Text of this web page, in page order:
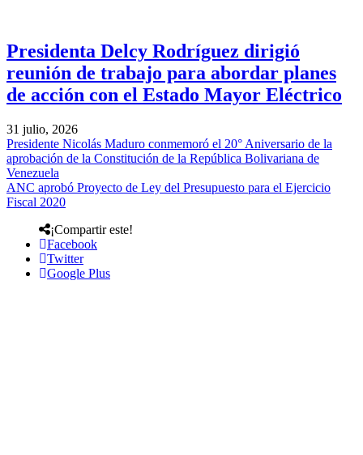
Presidenta Delcy Rodríguez dirigió
reunión de trabajo para abordar planes
de acción con el Estado Mayor Eléctrico
31 julio, 2026
Presidente Nicolás Maduro conmemoró el 20° Aniversario de la
aprobación de la Constitución de la República Bolivariana de
Venezuela
ANC aprobó Proyecto de Ley del Presupuesto para el Ejercicio
Fiscal 2020
¡Compartir este!
Facebook
Twitter
Google Plus